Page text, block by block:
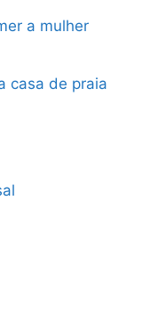
a mulher
casa de praia